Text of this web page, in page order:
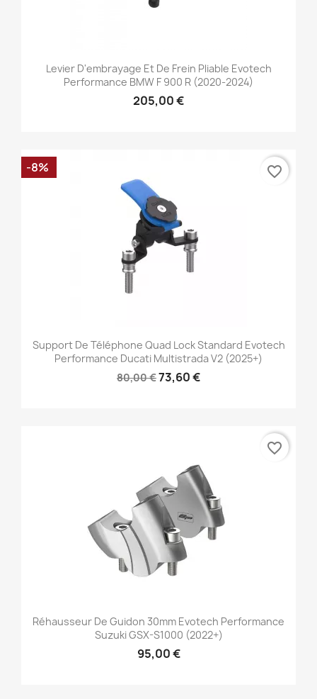
Levier D'embrayage Et De Frein Pliable Evotech
Performance BMW F 900 R (2020-2024)
205,00 €
Support De Téléphone Quad Lock Standard Evotech
Performance Ducati Multistrada V2 (2025+)
80,00 €73,60 €
-8% favorite_border
Réhausseur De Guidon 30mm Evotech Performance
Suzuki GSX-S1000 (2022+)
95,00 €
favorite_border